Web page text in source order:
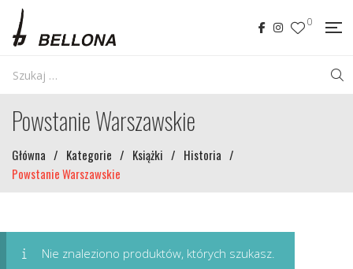
0
Powstanie Warszawskie
Główna / Kategorie / Książki / Historia /
Powstanie Warszawskie
Nie znaleziono produktów, których szukasz.